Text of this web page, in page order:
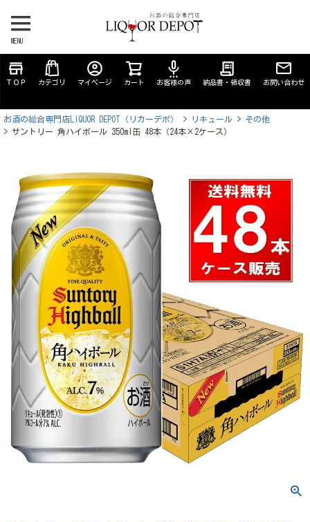
MENU
store
ＴＯＰ カテゴリ
account_circle
マイページ カート
settings_voice
お客様の声
receipt_long
納品書・領収書 お問い合わせ
お酒の総合専門店LIQUOR DEPOT（リカーデポ） リキュール
その他
サントリー 角ハイボール 350ml缶 48本（24本×2ケース）